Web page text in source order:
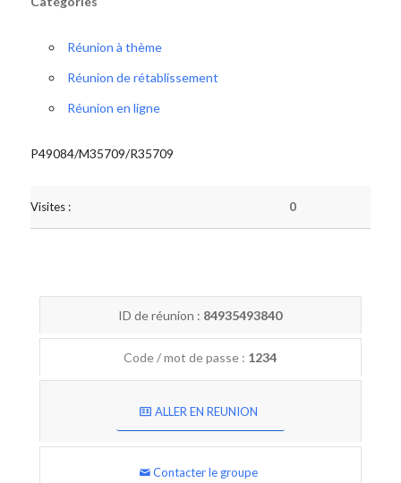
Réunion à thème
Réunion de rétablissement
Réunion en ligne
P49084/M35709/R35709
Visites : 0
ID de réunion : 84935493840
Code / mot de passe : 1234
ALLER EN REUNION
Contacter le groupe